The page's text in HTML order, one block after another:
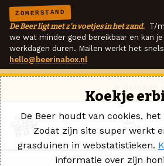
ZOMERSTAND
De Beer ligt met z'n voetjes in het zand. T/
we wat minder goed bereikbaar en kan
werkdagen duren. Mailen werkt het
hello@beerinabox.nl
Koekje
De Beer houdt van cookies,
Zodat zijn site super werkt
grasduinen in webstatistieken.
informatie over zijn